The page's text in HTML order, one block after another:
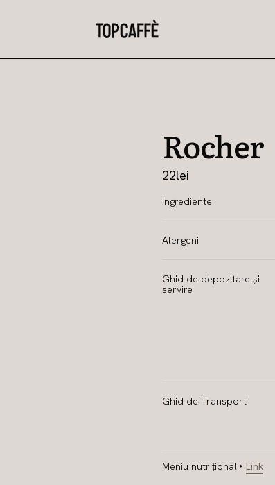
Rocher
22lei
Ingrediente
Alergeni
Ghid de depozitare și
servire
Ghid de Transport
Meniu nutrițional ‣ Link